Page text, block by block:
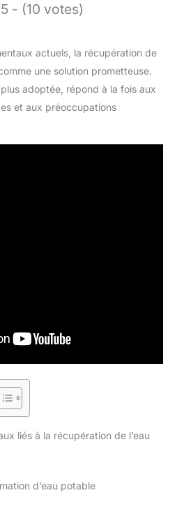
- (10 votes)
actuels, la récupération de
une solution prometteuse.
adoptée, répond à la fois aux
et aux préoccupations
liés à la récupération de l’eau
d’eau potable